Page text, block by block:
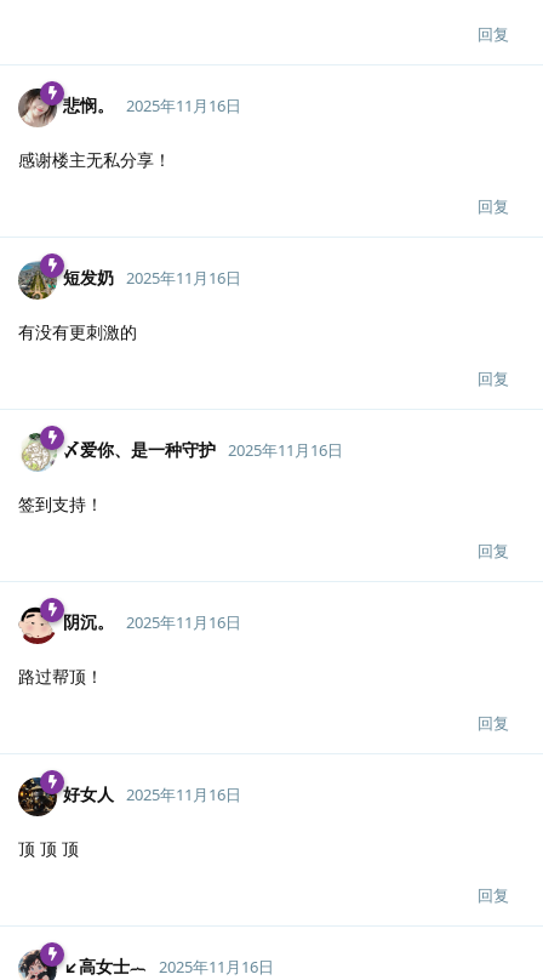
回复
悲悯。 2025年11月16日
感谢楼主无私分享！
回复
短发奶 2025年11月16日
有没有更刺激的
回复
〆爱你、是一种守护 2025年11月16日
签到支持！
回复
阴沉。 2025年11月16日
路过帮顶！
回复
好女人 2025年11月16日
顶 顶 顶
回复
↙高女士︷ 2025年11月16日